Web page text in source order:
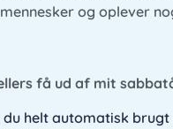
og oplever
få ud af mit
helt automatisk brugt